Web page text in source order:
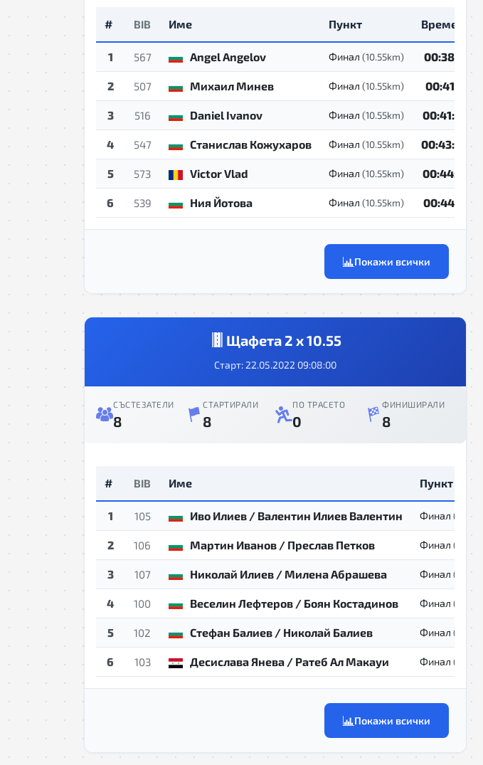
# BIB Име Пункт Време
1 567 Angel Angelov Финал (10.55km) 00:38:21
2 507 Михаил Минев Финал (10.55km) 00:41:12
3 516 Daniel Ivanov Финал (10.55km) 00:41:44
4 547 Станислав Кожухаров Финал (10.55km) 00:43:40
5 573 Victor Vlad Финал (10.55km) 00:44:10
6 539 Ния Йотова Финал (10.55km) 00:44:21
Покажи всички
Щафета 2 х 10.55
Старт: 22.05.2022 09:08:00
СЪСТЕЗАТЕЛИ
8
СТАРТИРАЛИ
8
ПО ТРАСЕТО
0
ФИНИШИРАЛИ
8
# BIB Име Пункт
1 105 Иво Илиев / Валентин Илиев Валентин Финал (21.1km)
2 106 Мартин Иванов / Преслав Петков Финал (21.1km)
3 107 Николай Илиев / Милена Абрашева Финал (21.1km)
4 100 Веселин Лефтеров / Боян Костадинов Финал (21.1km)
5 102 Стефан Балиев / Николай Балиев Финал (21.1km)
6 103 Десислава Янева / Ратеб Ал Макауи Финал (21.1km)
Покажи всички